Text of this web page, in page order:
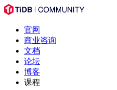
官网
商业咨询
文档
论坛
博客
课程